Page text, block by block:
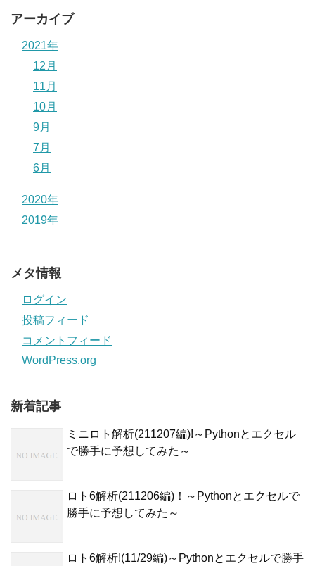
アーカイブ
2021年
12月
11月
10月
9月
7月
6月
2020年
2019年
メタ情報
ログイン
投稿フィード
コメントフィード
WordPress.org
新着記事
ミニロト解析(211207編)!～Pythonとエクセル
で勝手に予想してみた～
ロト6解析(211206編)！～Pythonとエクセルで
勝手に予想してみた～
ロト6解析!(11/29編)～Pythonとエクセルで勝手